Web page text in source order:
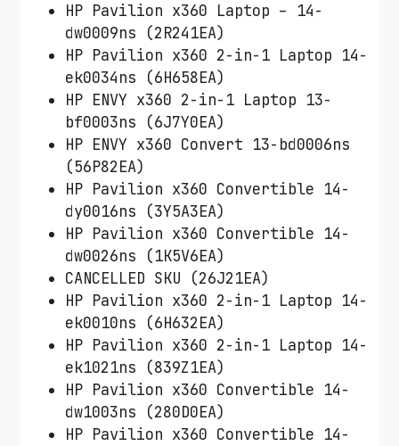
HP Pavilion x360 Laptop – 14-
dw0009ns (2R241EA)
HP Pavilion x360 2-in-1 Laptop 14-
ek0034ns (6H658EA)
HP ENVY x360 2-in-1 Laptop 13-
bf0003ns (6J7Y0EA)
HP ENVY x360 Convert 13-bd0006ns
(56P82EA)
HP Pavilion x360 Convertible 14-
dy0016ns (3Y5A3EA)
HP Pavilion x360 Convertible 14-
dw0026ns (1K5V6EA)
CANCELLED SKU (26J21EA)
HP Pavilion x360 2-in-1 Laptop 14-
ek0010ns (6H632EA)
HP Pavilion x360 2-in-1 Laptop 14-
ek1021ns (839Z1EA)
HP Pavilion x360 Convertible 14-
dw1003ns (280D0EA)
HP Pavilion x360 Convertible 14-